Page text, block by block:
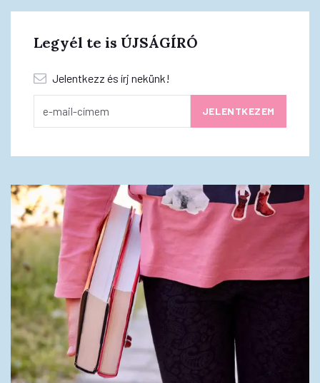
Legyél te is ÚJSÁGÍRÓ
Jelentkezz és írj nekünk!